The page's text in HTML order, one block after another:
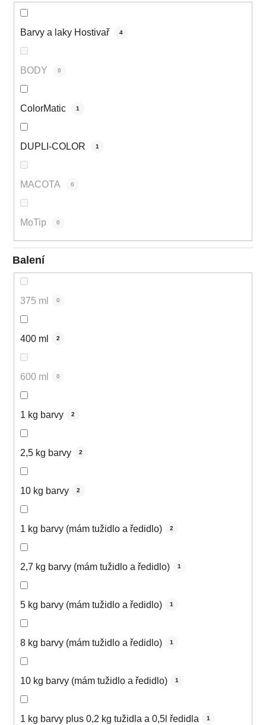
Barvy a laky Hostivař 4
BODY 0
ColorMatic 1
DUPLI-COLOR 1
MACOTA 0
MoTip 0
Balení
375 ml 0
400 ml 2
600 ml 0
1 kg barvy 2
2,5 kg barvy 2
10 kg barvy 2
1 kg barvy (mám tužidlo a ředidlo) 2
2,7 kg barvy (mám tužidlo a ředidlo) 1
5 kg barvy (mám tužidlo a ředidlo) 1
8 kg barvy (mám tužidlo a ředidlo) 1
10 kg barvy (mám tužidlo a ředidlo) 1
1 kg barvy plus 0,2 kg tužidla a 0,5l ředidla 1